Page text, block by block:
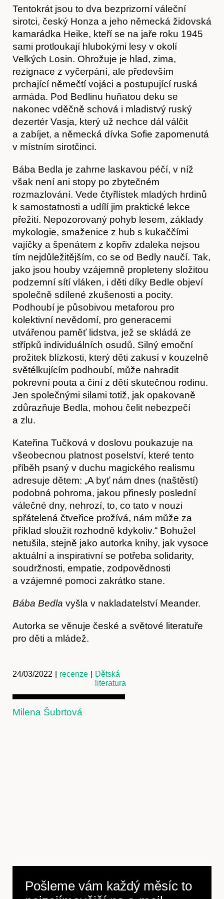
Akce
O nás
Obchod
Kontakt
Tentokrát jsou to dva bezprizorní váleční
sirotci, český Honza a jeho německá židovská
kamarádka Heike, kteří se na jaře roku 1945
sami protloukají hlubokými lesy v okolí
Velkých Losin. Ohrožuje je hlad, zima,
rezignace z vyčerpání, ale především
prchající němečtí vojáci a postupující ruská
armáda. Pod Bedlinu huňatou deku se
nakonec vděčně schová i mladistvý ruský
dezertér Vasja, který už nechce dál válčit
a zabíjet, a německá dívka Sofie zapomenutá
v místním sirotčinci.
Bába Bedla je zahrne laskavou péčí, v níž
však není ani stopy po zbytečném
rozmazlování. Vede čtyřlístek mladých hrdinů
k samostatnosti a udílí jim praktické lekce
přežití. Nepozorovaný pohyb lesem, základy
mykologie, smaženice z hub s kukaččími
vajíčky a špenátem z kopřiv zdaleka nejsou
tím nejdůležitějším, co se od Bedly naučí. Tak,
jako jsou houby vzájemně propleteny složitou
podzemní sítí vláken, i děti díky Bedle objeví
společně sdílené zkušenosti a pocity.
Podhoubí je působivou metaforou pro
kolektivní nevědomí, pro generacemi
utvářenou paměť lidstva, jež se skládá ze
střípků individuálních osudů. Silný emoční
prožitek blízkosti, který děti zakusí v kouzelně
světélkujícím podhoubí, může nahradit
pokrevní pouta a činí z dětí skutečnou rodinu.
Jen společnými silami totiž, jak opakovaně
zdůrazňuje Bedla, mohou čelit nebezpečí
a zlu.
Kateřina Tučková v doslovu poukazuje na
všeobecnou platnost poselství, které tento
příběh psaný v duchu magického realismu
adresuje dětem: „A byť nám dnes (naštěstí)
podobná pohroma, jakou přinesly poslední
válečné dny, nehrozí, to, co tato v nouzi
spřátelená čtveřice prožívá, nám může za
příklad sloužit rozhodně kdykoliv.“ Bohužel
netušila, stejně jako autorka knihy, jak vysoce
aktuální a inspirativní se potřeba solidarity,
soudržnosti, empatie, zodpovědnosti
a vzájemné pomoci zakrátko stane.
Bába Bedla vyšla v nakladatelství Meander.
Autorka se věnuje české a světové literatuře
pro děti a mládež.
24/03/2022 recenze
Dětská
literatura
Milena Šubrtová
Pošleme vám každý měsíc to